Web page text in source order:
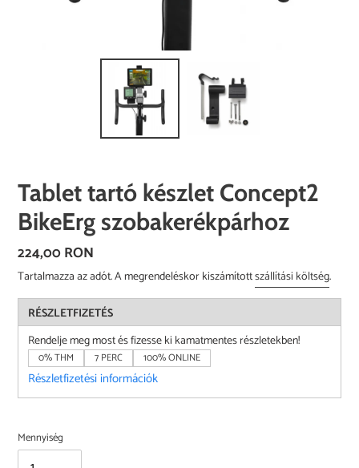
Tablet tartó készlet Concept2
BikeErg szobakerékpárhoz
Normál
ár
224,00 RON
Tartalmazza az adót. A megrendeléskor kiszámítottszállítási költség.
RÉSZLETFIZETÉS
Rendelje meg most és fizesse ki kamatmentes részletekben!
0% THM 7 PERC 100% ONLINE
Részletfizetési információk
Mennyiség